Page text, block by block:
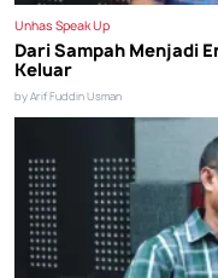
Unhas Speak Up
Dari Sampah Menjadi
Keluar
by Arif Fuddin Usman